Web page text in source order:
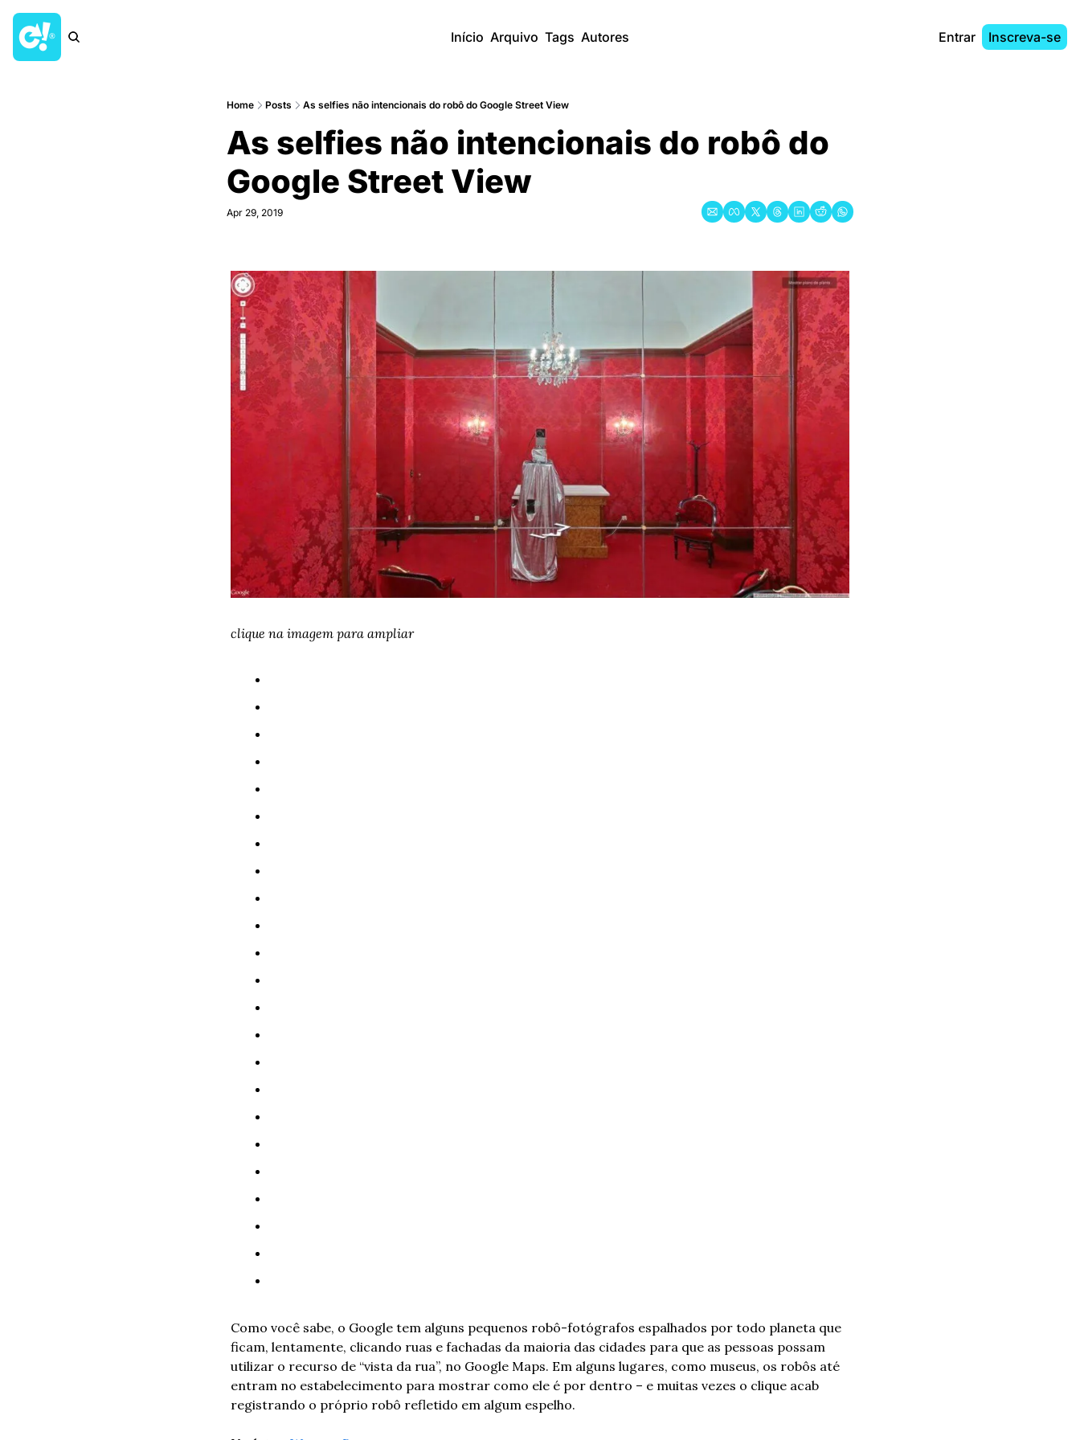
Início Arquivo Tags Autores Entrar Inscreva-se
Home Posts As selfies não intencionais do robô do Google Street View
As selfies não intencionais do robô do
Google Street View
Apr 29, 2019
clique na imagem para ampliar
Como você sabe, o Google tem alguns pequenos robô-fotógrafos espalhados por todo planeta que
ficam, lentamente, clicando ruas e fachadas da maioria das cidades para que as pessoas possam
utilizar o recurso de “vista da rua”, no Google Maps. Em alguns lugares, como museus, os robôs até
entram no estabelecimento para mostrar como ele é por dentro – e muitas vezes o clique acab
registrando o próprio robô refletido em algum espelho.